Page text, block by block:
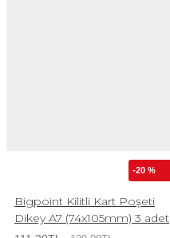
-20 %
Bigpoint Kilitli Kart Poşeti
Dikey A7 (74x105mm) 3 adet